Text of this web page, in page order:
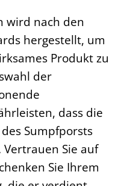
wird nach den
hergestellt, um
Produkt zu
der
dass die
Sumpfporsts
Sie auf
Sie Ihrem